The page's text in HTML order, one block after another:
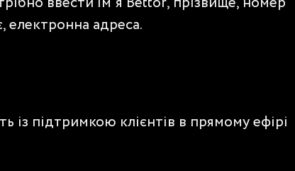
електронна адреса.
із підтримкою клієнтів в прямому ефірі